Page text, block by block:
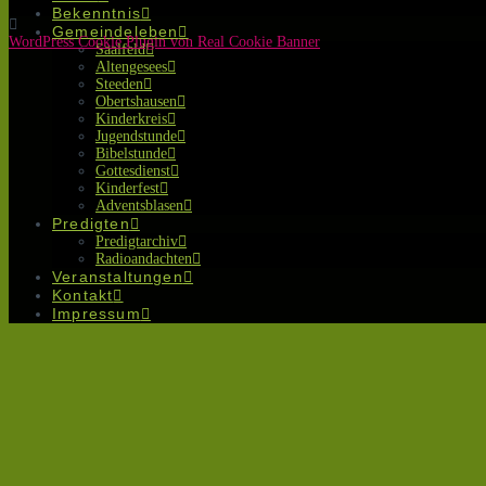
Bekenntnis
Gemeindeleben
Saalfeld
Altengesees
Steeden
Obertshausen
Kinderkreis
Jugendstunde
Bibelstunde
Gottesdienst
Kinderfest
Adventsblasen
Predigten
Predigtarchiv
Radioandachten
Veranstaltungen
Kontakt
Impressum
WordPress Cookie Plugin von Real Cookie Banner